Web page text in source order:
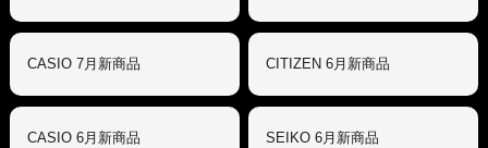
CASIO 7月新商品 CITIZEN 6月新商品
CASIO 6月新商品 SEIKO 6月新商品